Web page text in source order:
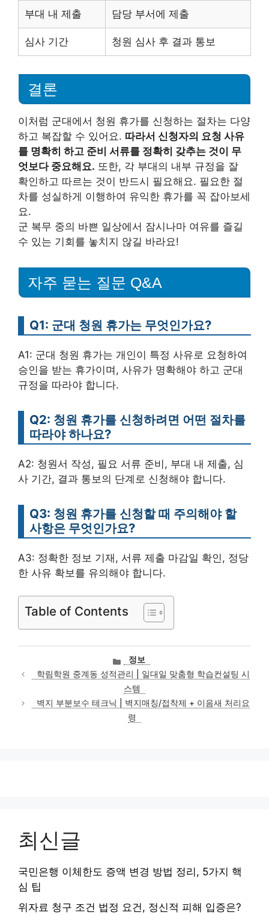
부대 내 제출 담당 부서에 제출
심사 기간 청원 심사 후 결과 통보
결론
이처럼 군대에서 청원 휴가를 신청하는 절차는 다양
하고 복잡할 수 있어요. 따라서 신청자의 요청 사유
를 명확히 하고 준비 서류를 정확히 갖추는 것이 무
엇보다 중요해요. 또한, 각 부대의 내부 규정을 잘
확인하고 따르는 것이 반드시 필요해요. 필요한 절
차를 성실하게 이행하여 유익한 휴가를 꼭 잡아보세
요.
군 복무 중의 바쁜 일상에서 잠시나마 여유를 즐길
수 있는 기회를 놓치지 않길 바라요!
자주 묻는 질문 Q&A
Q1: 군대 청원 휴가는 무엇인가요?
A1: 군대 청원 휴가는 개인이 특정 사유로 요청하여
승인을 받는 휴가이며, 사유가 명확해야 하고 군대
규정을 따라야 합니다.
Q2: 청원 휴가를 신청하려면 어떤 절차를
따라야 하나요?
A2: 청원서 작성, 필요 서류 준비, 부대 내 제출, 심
사 기간, 결과 통보의 단계로 신청해야 합니다.
Q3: 청원 휴가를 신청할 때 주의해야 할
사항은 무엇인가요?
A3: 정확한 정보 기재, 서류 제출 마감일 확인, 정당
한 사유 확보를 유의해야 합니다.
Table of Contents
카
테
고
리
정보
학림학원 중계동 성적관리 | 일대일 맞춤형 학습컨설팅 시
스템
벽지 부분보수 테크닉 | 벽지매칭/접착제 + 이음새 처리요
령
최신글
국민은행 이체한도 증액 변경 방법 정리, 5가지 핵
심 팁
위자료 청구 조건 법정 요건, 정신적 피해 입증은?